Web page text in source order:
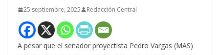
25 septiembre, 2025 Redacción Central
A pesar que el senador proyectista Pedro Vargas (MAS)